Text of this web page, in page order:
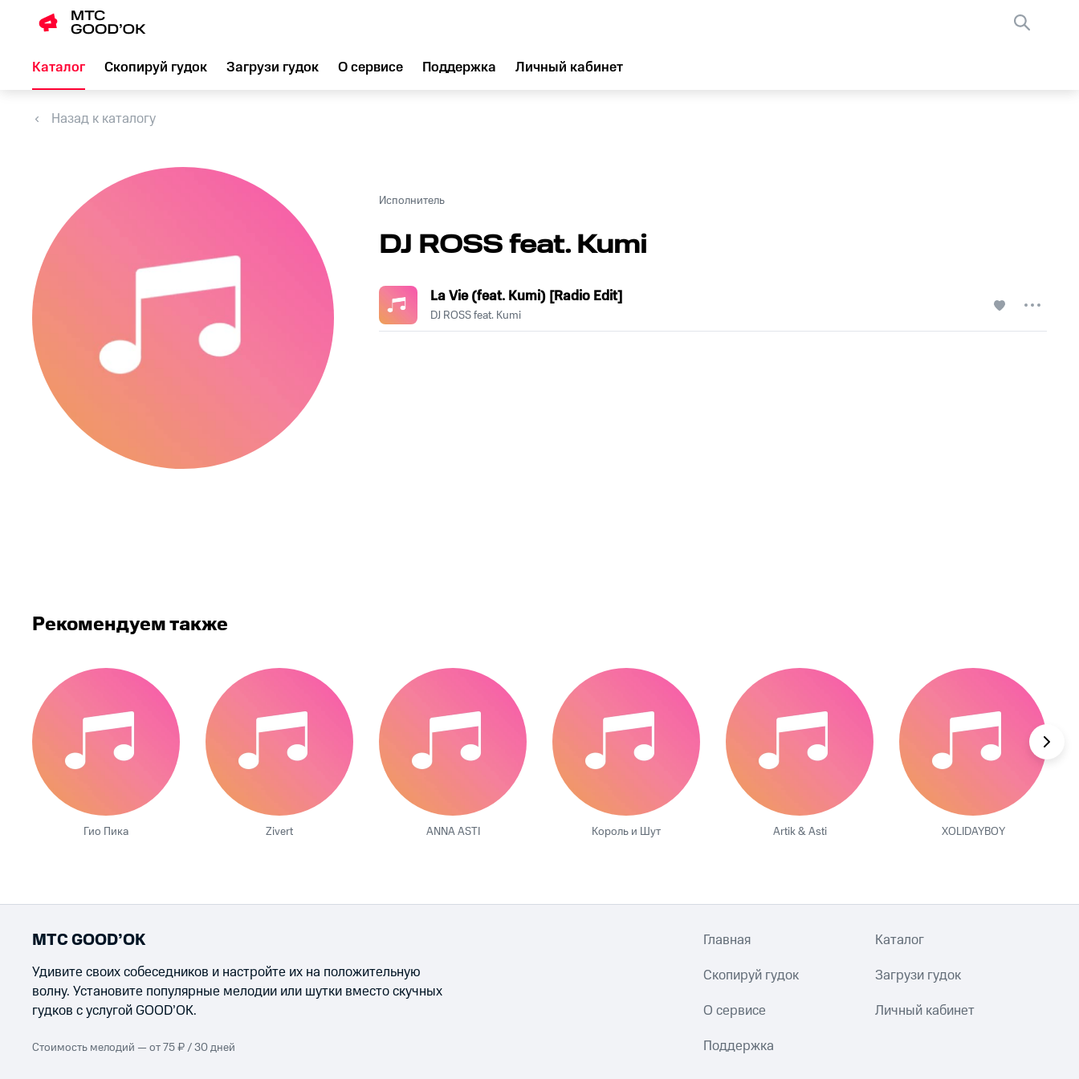
Каталог Скопируй гудок Загрузи гудок О сервисе Поддержка Личный кабинет
Назад к каталогу
Исполнитель
DJ ROSS feat. Kumi
La Vie (feat. Kumi) [Radio Edit]
DJ ROSS feat. Kumi
Рекомендуем также
Гио Пика Zivert ANNA ASTI Король и Шут Artik & Asti XOLIDAYBOY
МТС GOOD’OK
Удивите своих собеседников и настройте их на положительную
волну. Установите популярные мелодии или шутки вместо скучных
гудков с услугой GOOD’OK.
Стоимость мелодий — от 75 ₽ / 30 дней
Главная Каталог
Скопируй гудок Загрузи гудок
О сервисе Личный кабинет
Поддержка